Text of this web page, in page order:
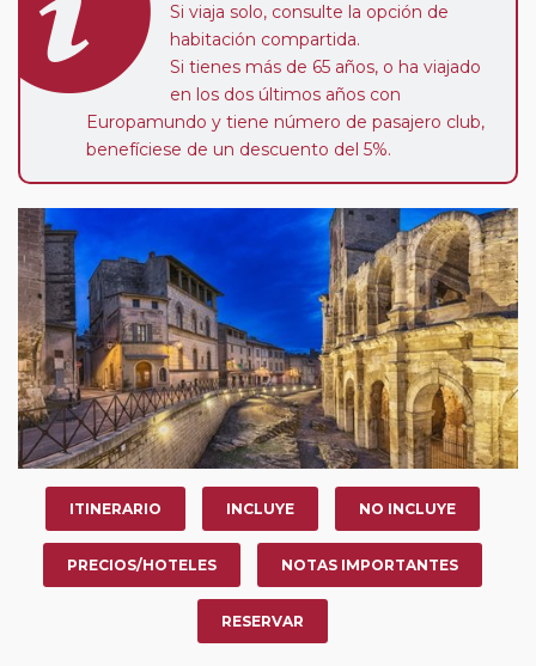
Si viaja solo, consulte la opción de
habitación compartida.
Si tienes más de 65 años, o ha viajado
en los dos últimos años con
Europamundo y tiene número de pasajero club,
benefíciese de un descuento del 5%.
ITINERARIO INCLUYE NO INCLUYE
PRECIOS/HOTELES NOTAS IMPORTANTES
RESERVAR